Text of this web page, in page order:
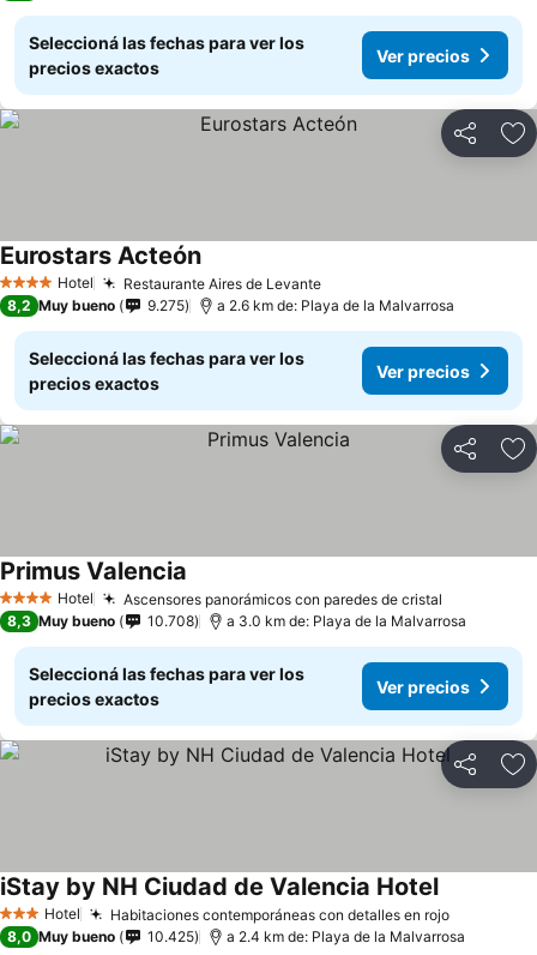
Seleccioná las fechas para ver los
precios exactos
Ver precios
Compartir
4 EstrellasHotel Restaurante Aires de LevanteVer precios
Eurostars ActeónVer precios
8,2 Muy bueno 9.275 a 2.6 km de: Playa de la Malvarrosa
Seleccioná las fechas para ver los
precios exactos
Ver precios
Compartir
4 EstrellasHotel Ascensores panorámicos con paredes de cristal
Primus Valencia
8,3 Muy bueno 10.708 a 3.0 km de: Playa de la Malvarrosa
Seleccioná las fechas para ver los
precios exactos
Ver precios
Compartir
3 Estrellas
Hotel Habitaciones contemporáneas con detalles en rojoVer
iStay by NH Ciudad de Valencia HotelVer
8,0 Muy bueno 10.425 a 2.4 km de: Playa de la Malvarrosa